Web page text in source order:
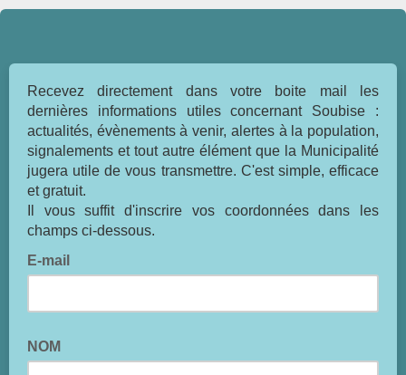
Recevez directement dans votre boite mail les
dernières informations utiles concernant Soubise :
actualités, évènements à venir, alertes à la population,
signalements et tout autre élément que la Municipalité
jugera utile de vous transmettre. C'est simple, efficace
et gratuit.
Il vous suffit d'inscrire vos coordonnées dans les
champs ci-dessous.
E-mail
NOM